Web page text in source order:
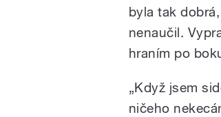
byla tak
nenaučil.
hraním po
„Když jsem
ničeho